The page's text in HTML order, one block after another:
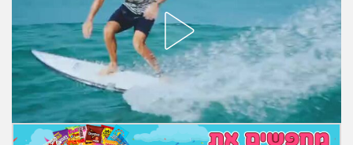
פיננסי וכלכלה
בין הסדינים
חיות מחמד
יוקר המחיה